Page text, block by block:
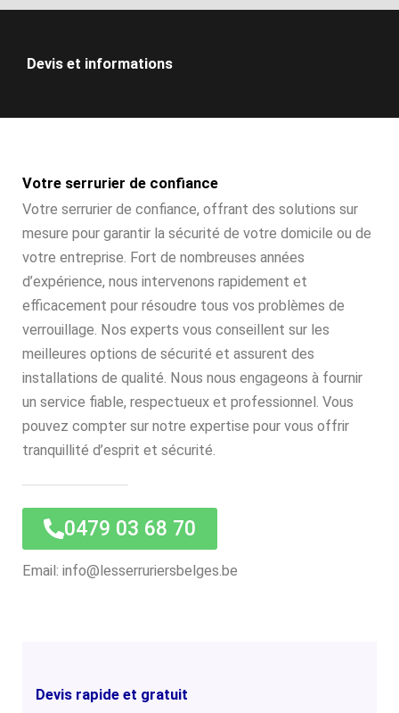
Devis et informations
Votre serrurier de confiance
Votre serrurier de confiance, offrant des solutions sur
mesure pour garantir la sécurité de votre domicile ou de
votre entreprise. Fort de nombreuses années
d’expérience, nous intervenons rapidement et
efficacement pour résoudre tous vos problèmes de
verrouillage. Nos experts vous conseillent sur les
meilleures options de sécurité et assurent des
installations de qualité. Nous nous engageons à fournir
un service fiable, respectueux et professionnel. Vous
pouvez compter sur notre expertise pour vous offrir
tranquillité d’esprit et sécurité.
0479 03 68 70
Email: info@lesserruriersbelges.be
Devis rapide et gratuit